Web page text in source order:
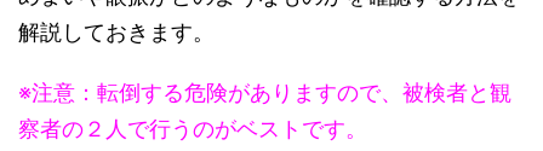
解説しておきます。
※注意：転倒する危険がありますので、被検者と観
察者の２人で行うのがベストです。